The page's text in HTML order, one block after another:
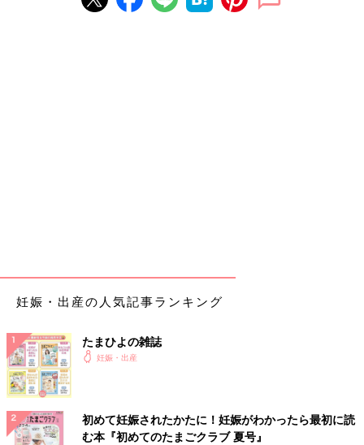
妊娠・出産の人気記事ランキング
たまひよの雑誌
妊娠・出産
初めて妊娠されたかたに！妊娠がわかったら最初に読
む本『初めてのたまごクラブ 夏号』